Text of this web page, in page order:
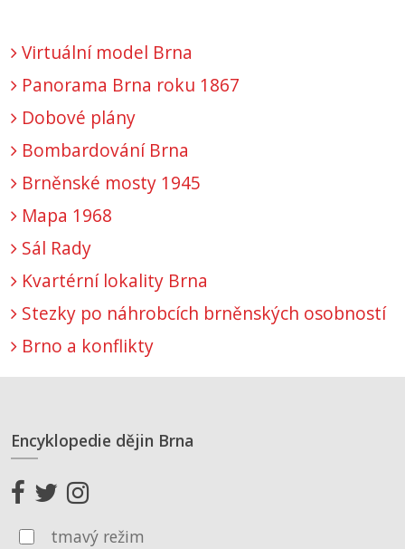
Virtuální model Brna
Panorama Brna roku 1867
Dobové plány
Bombardování Brna
Brněnské mosty 1945
Mapa 1968
Sál Rady
Kvartérní lokality Brna
Stezky po náhrobcích brněnských osobností
Brno a konflikty
Encyklopedie dějin Brna
tmavý režim